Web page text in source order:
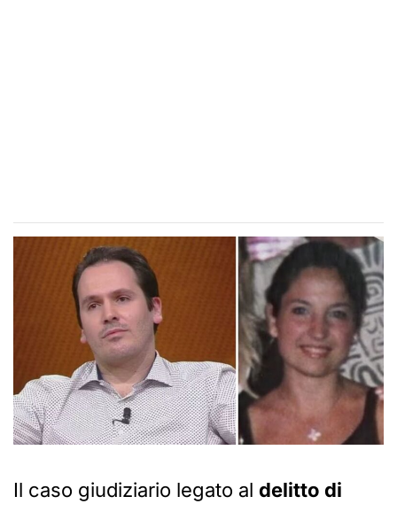
Il caso giudiziario legato al delitto di